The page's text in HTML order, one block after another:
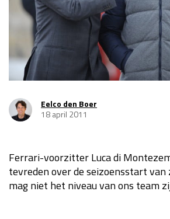
Race
GP VERENIGDE STATEN 2026
Kwalificatie
GP SÃO PAULO 2026
Kwalificatie
Race
Eelco den Boer
18 april 2011
Ferrari-voorzitter Luca di
tevreden over de seizoensstart van
mag niet het niveau van ons team